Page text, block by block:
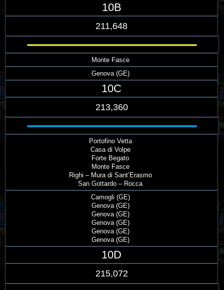
10B
211,648
Monte Fasce
Genova (GE)
10C
213,360
Portofino Vetta
Casa di Volpe
Forte Begato
Monte Fasce
Righi – Mura di Sant’Erasmo
San Gottardo – Rocca
Camogli (GE)
Genova (GE)
Genova (GE)
Genova (GE)
Genova (GE)
Genova (GE)
10D
215,072